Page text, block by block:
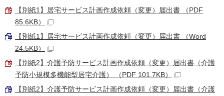
【別紙1】居宅サービス計画作成依頼（変更）届出書 （PDF
85.6KB）
【別紙1】居宅サービス計画作成依頼（変更）届出書 （Word
24.5KB）
【別紙2】介護予防サービス計画作成依頼（変更）届出書（介護
予防小規模多機能型居宅介護） （PDF 101.7KB）
【別紙2】介護予防サービス計画作成依頼（変更）届出書（介護